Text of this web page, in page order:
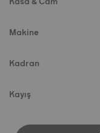
Makine
Kadran
Kayış